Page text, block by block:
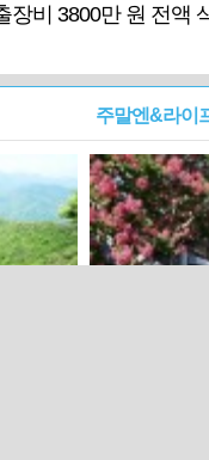
장비 3800만 원 전액
주말엔&라이